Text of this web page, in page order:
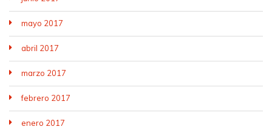
mayo 2017
abril 2017
marzo 2017
febrero 2017
enero 2017